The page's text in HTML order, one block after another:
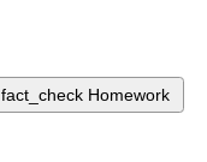
fact_check Homework